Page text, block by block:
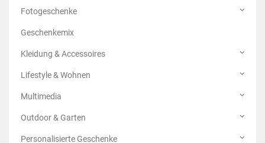
Fotogeschenke
Geschenkemix
Kleidung & Accessoires
Lifestyle & Wohnen
Multimedia
Outdoor & Garten
Personalisierte Geschenke